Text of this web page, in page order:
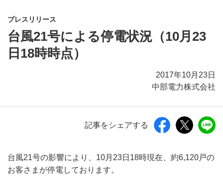
プレスリリース
台風21号による停電状況（10月23
日18時時点）
2017年10月23日
中部電力株式会社
記事をシェアする
台風21号の影響により、10月23日18時現在、約6,120戸の
お客さまが停電しております。